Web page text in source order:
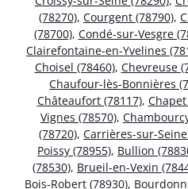
(78270), Courgent (78790),
(78700), Condé-sur-Vesgre
Clairefontaine-en-Yvelines
Choisel (78460), Chevreuse
Chaufour-lès-Bonnières
Châteaufort (78117),
Vignes (78570),
(78720), Carrières-sur-
Poissy (78955), Bullion
(78530), Brueil-en-Vexin
Bois-Robert (78930),